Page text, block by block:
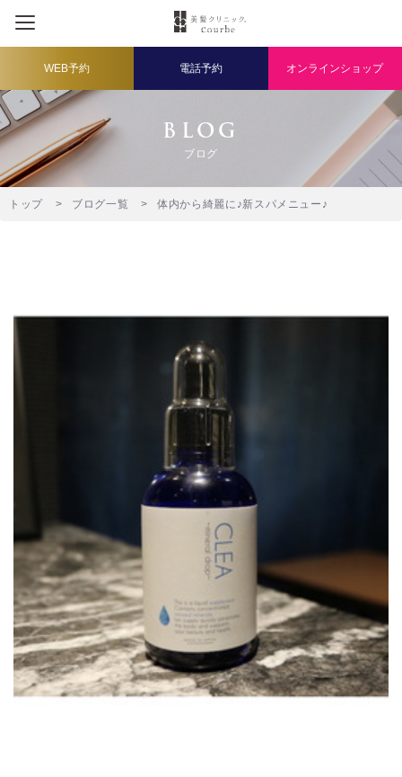
WEB予約 電話予約 オンラインショップ
BLOG
ブログ
トップ ブログ一覧 体内から綺麗に♪新スパメニュー♪